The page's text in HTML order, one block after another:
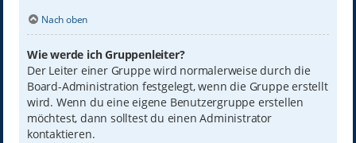
Nach oben
Wie werde ich Gruppenleiter?
Der Leiter einer Gruppe wird normalerweise durch die
Board-Administration festgelegt, wenn die Gruppe erstellt
wird. Wenn du eine eigene Benutzergruppe erstellen
möchtest, dann solltest du einen Administrator
kontaktieren.